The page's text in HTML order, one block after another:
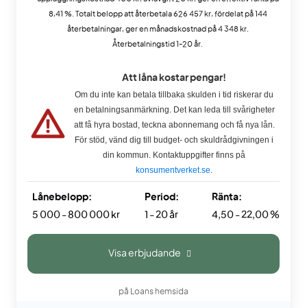
8,41 %. Totalt belopp att återbetala 626 457 kr, fördelat på 144
återbetalningar, ger en månadskostnad på 4 348 kr.
Återbetalningstid 1-20 år.
Att låna kostar pengar!
Om du inte kan betala tillbaka skulden i tid riskerar du
en betalningsanmärkning. Det kan leda till svårigheter
att få hyra bostad, teckna abonnemang och få nya lån.
För stöd, vänd dig till budget- och skuldrådgivningen i
din kommun. Kontaktuppgifter finns på
konsumentverket.se.
Lånebelopp:
5 000 - 800 000 kr
Period:
1 - 20 år
Ränta:
4,50 - 22,00 %
Visa erbjudande
på Loans hemsida